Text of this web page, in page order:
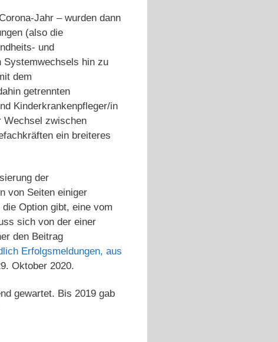
Jahr – wurden dann
(also die
und
Systemwechsels hin zu
dem
getrennten
Kinderkrankenpfleger/in
Wechsel zwischen
ein breiteres
der
von Seiten einiger
Option gibt, eine vom
sich von der einer
den Beitrag
Erfolgsmeldungen, aus
Oktober 2020.
gewartet. Bis 2019 gab